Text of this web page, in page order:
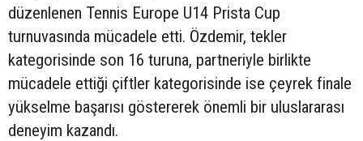
düzenlenen Tennis Europe U14 Prista Cup
turnuvasında mücadele etti. Özdemir, tekler
kategorisinde son 16 turuna, partneriyle birlikte
mücadele ettiği çiftler kategorisinde ise çeyrek finale
yükselme başarısı göstererek önemli bir uluslararası
deneyim kazandı.